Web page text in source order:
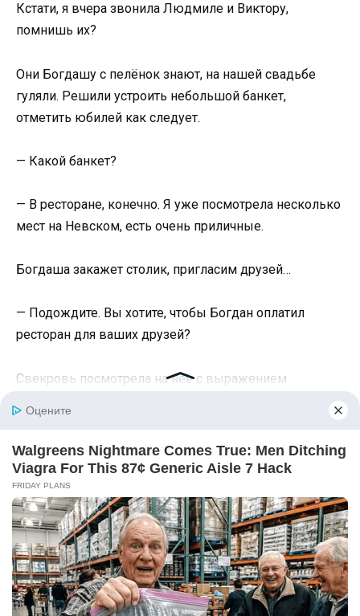
Кстати, я вчера звонила Людмиле и Виктору,
помнишь их?
Они Богдашу с пелёнок знают, на нашей свадьбе
гуляли. Решили устроить небольшой банкет,
отметить юбилей как следует.
— Какой банкет?
— В ресторане, конечно. Я уже посмотрела несколько
мест на Невском, есть очень приличные.
Богдаша закажет столик, пригласим друзей…
— Подождите. Вы хотите, чтобы Богдан оплатил
ресторан для ваших друзей?
Свекровь посмотрела на неё с выражением
— Яночка, это же его юбилей! Кто ещё должен
платить?
— Это наш юбилей, к которому ваши друзья не
имеют никакого отношения.
— Они имеют отношение к моему сыну. Витя — его
крёстный, между прочим.